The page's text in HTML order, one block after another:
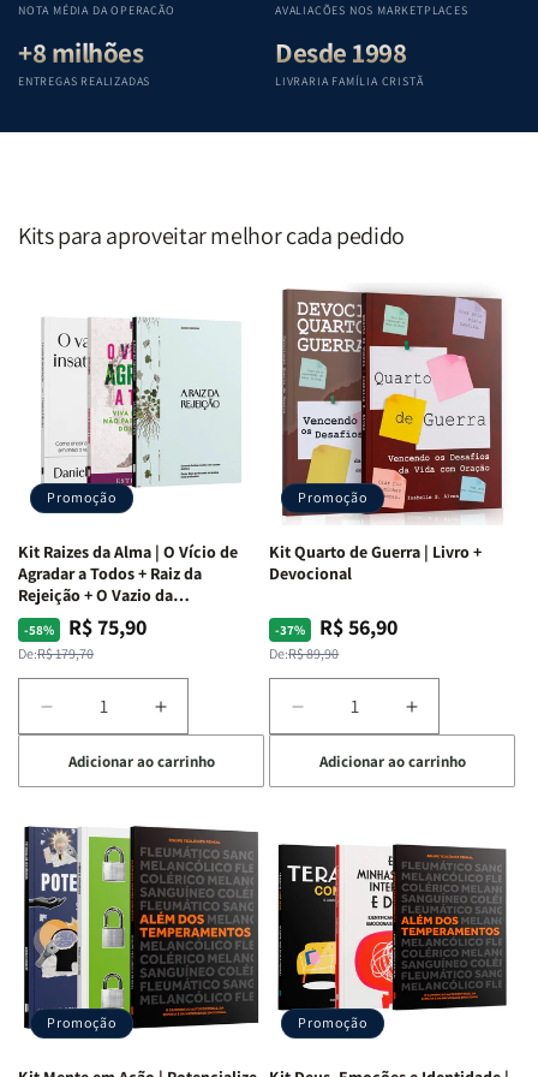
NOTA MÉDIA DA OPERAÇÃO AVALIAÇÕES NOS MARKETPLACES
+8 milhões
ENTREGAS REALIZADAS
Desde 1998
LIVRARIA FAMÍLIA CRISTÃ
Kits para aproveitar melhor cada pedido
Promoção
Kit Raizes da Alma | O Vício de
Agradar a Todos + Raiz da
Rejeição + O Vazio da
Insatisfação.
-58%
Preço
normal
De:R$ 179,70
Preço
promocional
R$ 75,90
Diminuir
a
quantidade
de
Raizes
da
Alma
|
O
Vício
Agradar
a
Todos
Aumentar
a
quantidade
de
Raizes
da
Alma
|
O
Vício
de
Agradar
Todos
Adicionar ao carrinho
Promoção
Kit Quarto de Guerra | Livro +
Devocional
-37%
Preço
normal
De:R$ 89,90
Preço
promocional
R$ 56,90
Diminuir
a
quantidade
de
Quarto
de
Guerra
Livro
+
Devocional
Aumentar
a
quantidade
de
Quarto
de
Guerra
|
Livro
+
Devocional
Adicionar ao carrinho
Promoção Promoção